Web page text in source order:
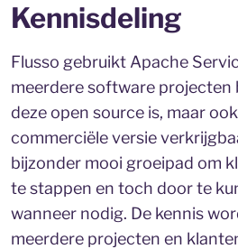
Kennisdeling
Flusso gebruikt Apache
meerdere software projecten
deze open source is, maar
commerciële versie
bijzonder mooi groeipad om
te stappen en toch door te
wanneer nodig. De kennis
meerdere projecten en